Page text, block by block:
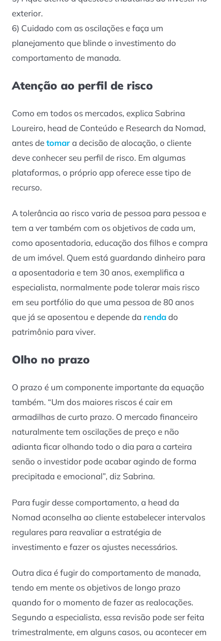
exterior.
6) Cuidado com as oscilações e faça um
planejamento que blinde o investimento do
comportamento de manada.
Atenção ao perfil de risco
Como em todos os mercados, explica Sabrina
Loureiro, head de Conteúdo e Research da Nomad,
antes detomara decisão de alocação, o cliente
deve conhecer seu perfil de risco. Em algumas
plataformas, o próprio app oferece esse tipo de
recurso.
A tolerância ao risco varia de pessoa para pessoa e
tem a ver também com os objetivos de cada um,
como aposentadoria, educação dos filhos e compra
de um imóvel. Quem está guardando dinheiro para
a aposentadoria e tem 30 anos, exemplifica a
especialista, normalmente pode tolerar mais risco
em seu portfólio do que uma pessoa de 80 anos
que já se aposentou e depende da rendado
patrimônio para viver.
Olho no prazo
O prazo é um componente importante da equação
também. “Um dos maiores riscos é cair em
armadilhas de curto prazo. O mercado financeiro
naturalmente tem oscilações de preço e não
adianta ficar olhando todo o dia para a carteira
senão o investidor pode acabar agindo de forma
precipitada e emocional”, diz Sabrina.
Para fugir desse comportamento, a head da
Nomad aconselha ao cliente estabelecer intervalos
regulares para reavaliar a estratégia de
investimento e fazer os ajustes necessários.
Outra dica é fugir do comportamento de manada,
tendo em mente os objetivos de longo prazo
quando for o momento de fazer as realocações.
Segundo a especialista, essa revisão pode ser feita
trimestralmente, em alguns casos, ou acontecer em